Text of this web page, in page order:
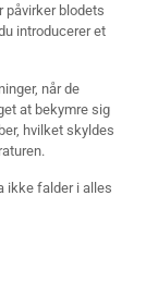
påvirker blodets
introducerer et
når de
at bekymre sig
hvilket skyldes
ikke falder i alles